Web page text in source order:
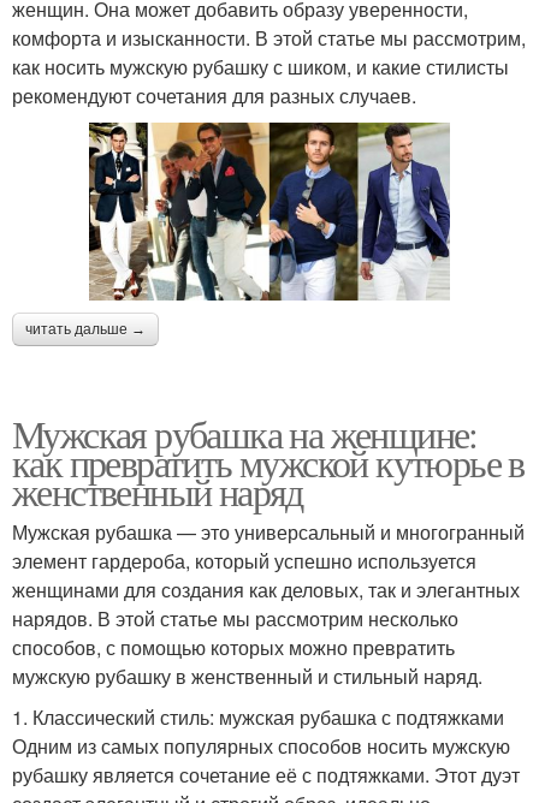
женщин. Она может добавить образу уверенности,
комфорта и изысканности. В этой статье мы рассмотрим,
как носить мужскую рубашку с шиком, и какие стилисты
рекомендуют сочетания для разных случаев.
читать дальше →
Мужская рубашка на женщине:
как превратить мужской кутюрье в
женственный наряд
Мужская рубашка — это универсальный и многогранный
элемент гардероба, который успешно используется
женщинами для создания как деловых, так и элегантных
нарядов. В этой статье мы рассмотрим несколько
способов, с помощью которых можно превратить
мужскую рубашку в женственный и стильный наряд.
1. Классический стиль: мужская рубашка с подтяжками
Одним из самых популярных способов носить мужскую
рубашку является сочетание её с подтяжками. Этот дуэт